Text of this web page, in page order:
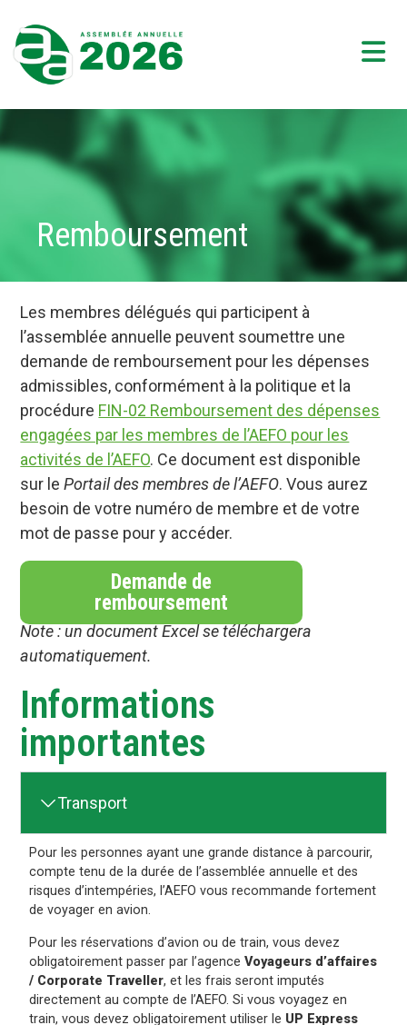
Remboursement
Les membres délégués qui participent à
l’assemblée annuelle peuvent soumettre une
demande de remboursement pour les dépenses
admissibles, conformément à la politique et la
procédure FIN-02 Remboursement des dépenses
engagées par les membres de l’AEFO pour les
activités de l’AEFO. Ce document est disponible
sur lePortail des membres de l’AEFO. Vous aurez
besoin de votre numéro de membre et de votre
mot de passe pour y accéder.
Demande de
remboursement
Note : un document Excel se téléchargera
automatiquement.
Informations
importantes
Transport
Pour les personnes ayant une grande distance à parcourir,
compte tenu de la durée de l’assemblée annuelle et des
risques d’intempéries, l’AEFO vous recommande fortement
de voyager en avion.
Pour les réservations d’avion ou de train, vous devez
obligatoirement passer par l’agenceVoyageurs d’affaires
/ Corporate Traveller, et les frais seront imputés
directement au compte de l’AEFO. Si vous voyagez en
train, vous devez obligatoirement utiliser le UP Express